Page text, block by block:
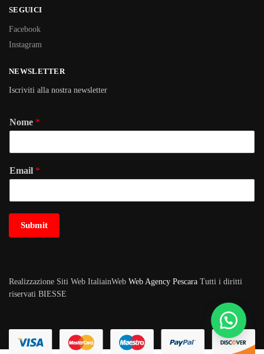
SEGUICI
Facebook
Instagram
NEWSLETTER
Iscriviti alla nostra newsletter
Nome *
Email *
Submit
Realizzazione Siti Web ItaliainWeb Web Agency Pescara Tutti i diritti
riservati BIESSE